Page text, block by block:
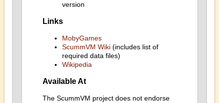
version
Links
MobyGames
ScummVM Wiki(includes list of
required data files)
Wikipedia
Available At
The ScummVM project does not endorse